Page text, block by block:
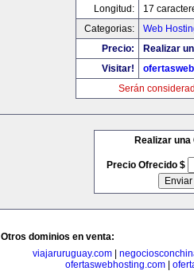
Longitud:
17
Categorias:
Web
Precio:
Realizar
Visitar!
Serán
Realizar una
Precio Ofrecido $
Otros dominios en venta:
viajaruruguay.com|
ofertaswebhosting.com|